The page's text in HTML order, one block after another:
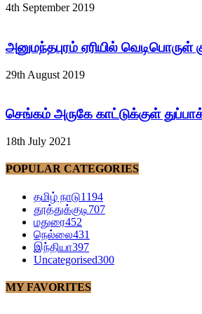
4th September 2019
அனுமந்தபுரம் ஏரியில் வெடிபொருள்
29th August 2019
செங்கம் அருகே காட்டுக்குள்
18th July 2021
POPULAR CATEGORIES
தமிழ் நாடு1194
தூத்துக்குடி707
மதுரை452
நெல்லை431
இந்தியா397
Uncategorised300
MY FAVORITES